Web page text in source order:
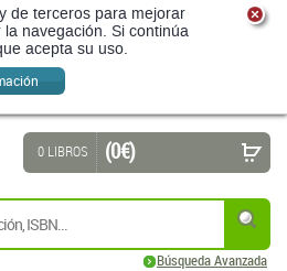
de terceros para mejorar
navegación. Si continúa
acepta su uso.
Búsqueda Avanzada
0 LIBROS (0 €)